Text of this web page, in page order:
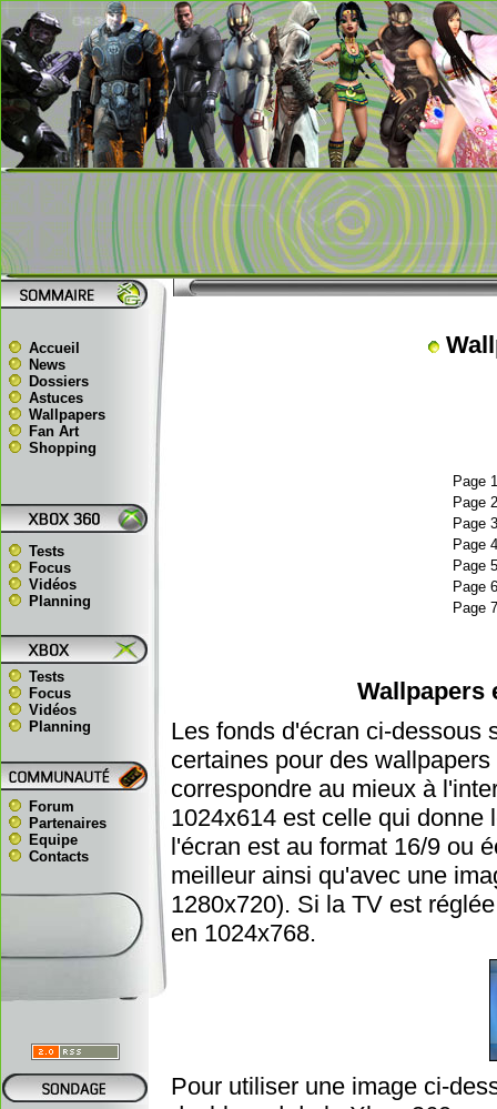
Accueil
News
Dossiers
Astuces
Wallpapers
Fan Art
Shopping
Tests
Focus
Vidéos
Planning
Tests
Focus
Vidéos
Planning
Forum
Partenaires
Equipe
Contacts
Page 1
Page 2
Page 3
Page 4
Page 5
Page 6
Page 7
Wallpapers
Les fonds d'écran ci-dessous
certaines pour des
correspondre au mieux à
1024x614 est celle qui donne
l'écran est au format 16/9 ou
meilleur ainsi qu'avec une
1280x720). Si la TV est
en 1024x768.
Pour utiliser une image ci-